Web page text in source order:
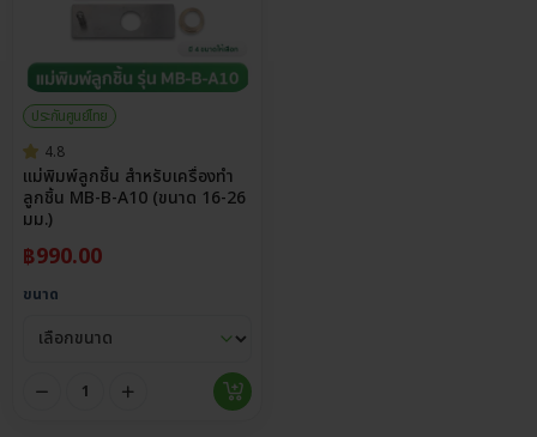
ประกันศูนย์ไทย
4.8
แม่พิมพ์ลูกชิ้น สำหรับเครื่องทำ
ลูกชิ้น MB-B-A10 (ขนาด 16-26
มม.)
฿990.00
ขนาด